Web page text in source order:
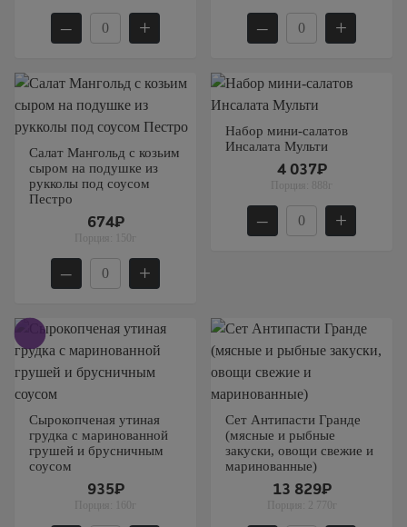
– + – +
Салат Мангольд с козьим
сыром на подушке из
рукколы под соусом
Пестро
674₽
Порция: 150г
– +
Набор мини-салатов
Инсалата Мульти
4 037₽
Порция: 888г
– +
Сырокопченая утиная
грудка с маринованной
грушей и брусничным
соусом
935₽
Порция: 160г
Сет Антипасти Гранде
(мясные и рыбные
закуски, овощи свежие и
маринованные)
13 829₽
Порция: 2 770г